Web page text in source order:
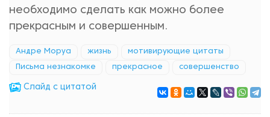
необходимо сделать как можно более
прекрасным и совершенным.
Андре Моруа жизнь мотивирующие цитаты
Письма незнакомке прекрасное совершенство
Cлайд с цитатой